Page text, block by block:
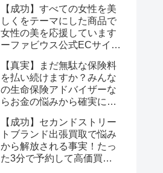
ならたった1回で驚くほど
簡単に悩みが解消する事実
【成功】すべての女性を美
しくをテーマにした商品で
女性の美を応援しています
ーファビウス公式ECサイト
クション金賞の秘密を公開
【真実】まだ無駄な保険料
を払い続けますか？みんな
の生命保険アドバイザーな
らお金の悩みから確実に解
【成功】セカンドストリー
トブランド出張買取で悩み
から解放される事実！たっ
た3分で予約して高価買取